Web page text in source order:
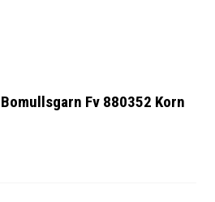
Fv 880352 Korn